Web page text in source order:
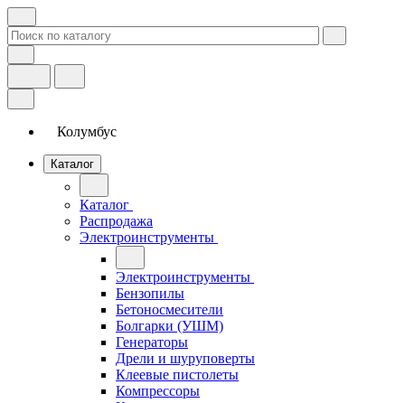
Колумбус
Каталог
Каталог
Распродажа
Электроинструменты
Электроинструменты
Бензопилы
Бетоносмесители
Болгарки (УШМ)
Генераторы
Дрели и шуруповерты
Клеевые пистолеты
Компрессоры